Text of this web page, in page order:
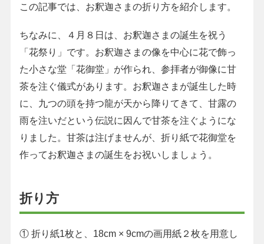
この記事では、お釈迦さまの折り方を紹介します。
ちなみに、４月８日は、お釈迦さまの誕生を祝う
「花祭り」です。お釈迦さまの像を中心に花で飾っ
た小さな堂「花御堂」が作られ、参拝者が御像に甘
茶を注ぐ儀式があります。お釈迦さまが誕生した時
に、九つの頭を持つ龍が天から降りてきて、甘露の
雨を注いだという伝説に因んで甘茶を注ぐようにな
りました。甘茶は注げませんが、折り紙で花御堂を
作ってお釈迦さまの誕生をお祝いしましょう。
折り方
① 折り紙1枚と、18cm × 9cmの画用紙２枚を用意し